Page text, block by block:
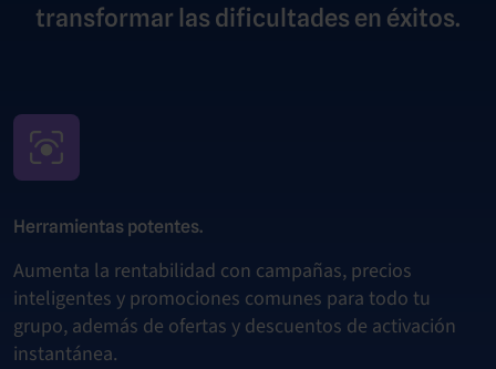
transformar las dificultades en éxitos.
Herramientas potentes.
Aumenta la rentabilidad con campañas, precios
inteligentes y promociones comunes para todo tu
grupo, además de ofertas y descuentos de activación
instantánea.